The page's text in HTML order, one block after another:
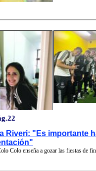
Riveri: "Es importante
Colo enseña a gozar las fiestas de